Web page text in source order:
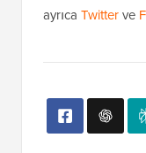
ayrıca Twitterve